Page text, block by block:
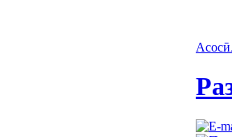
Асосӣ